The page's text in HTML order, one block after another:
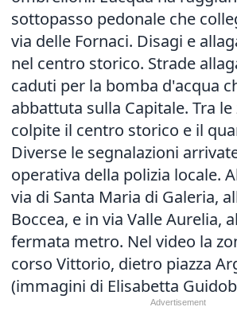
sottopasso pedonale che
via delle Fornaci. Disagi e
nel centro storico. Strade
caduti per la bomba d'acqua
abbattuta sulla Capitale. Tra
colpite il centro storico e il
Diverse le segnalazioni
operativa della polizia locale.
via di Santa Maria di Galeria,
Boccea, e in via Valle Aurelia,
fermata metro. Nel video la
corso Vittorio, dietro piazza
(immagini di Elisabetta